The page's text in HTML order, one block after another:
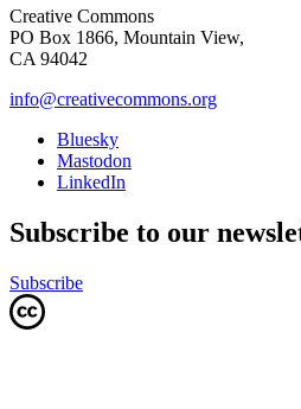
Creative Commons
PO Box 1866, Mountain View,
CA 94042
info@creativecommons.org
Bluesky
Mastodon
LinkedIn
Subscribe to our
Subscribe